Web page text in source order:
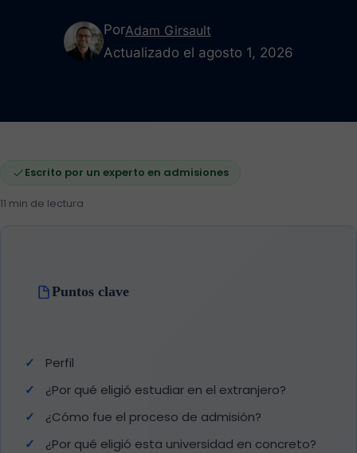
PorAdam Girsault
Actualizado el agosto 1, 2026
Escrito por un experto en admisiones
11 min de lectura
Puntos clave
Perfil
¿Por qué eligió estudiar en el extranjero?
¿Cómo fue el proceso de admisión?
¿Por qué eligió esta universidad en concreto?